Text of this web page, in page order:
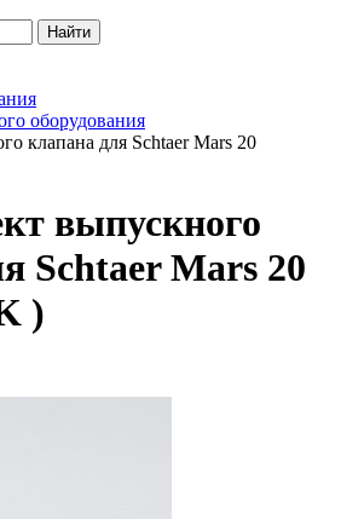
Найти
оборудования
клапана для Schtaer Mars 20
выпускного
Schtaer Mars 20
)